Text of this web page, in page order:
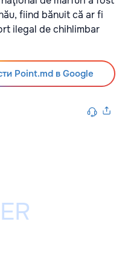
fiind bănuit că ar fi
ilegal de chihlimbar
Point.md в Google